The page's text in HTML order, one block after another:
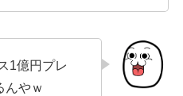
1億円プレ
んやｗ